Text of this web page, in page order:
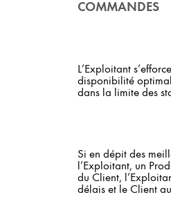
COMMANDES
L’Exploitant
disponibilité
dans la limite des
Si en dépit des
l’Exploitant, un
du Client,
délais et le Client